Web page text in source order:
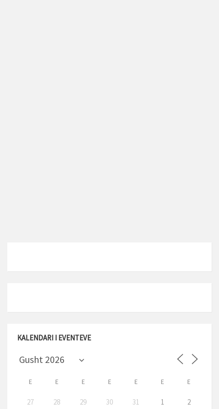
KALENDARI I EVENTEVE
E E E E E E E
27 28 29 30 31 1 2